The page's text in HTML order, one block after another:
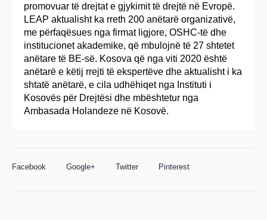
promovuar të drejtat e gjykimit të drejtë në Evropë.
LEAP aktualisht ka rreth 200 anëtarë organizativë,
me përfaqësues nga firmat ligjore, OSHC-të dhe
institucionet akademike, që mbulojnë të 27 shtetet
anëtare të BE-së. Kosova që nga viti 2020 është
anëtarë e këtij rrejti të ekspertëve dhe aktualisht i ka
shtatë anëtarë, e cila udhëhiqet nga Instituti i
Kosovës për Drejtësi dhe mbështetur nga
Ambasada Holandeze në Kosovë.
Facebook Google+ Twitter Pinterest